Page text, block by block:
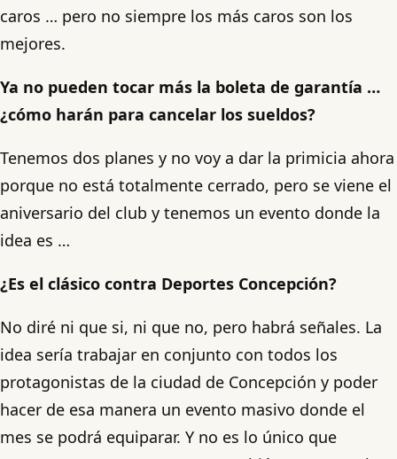
caros … pero no siempre los más caros son los
mejores.
Ya no pueden tocar más la boleta de garantía …
¿cómo harán para cancelar los sueldos?
Tenemos dos planes y no voy a dar la primicia ahora
porque no está totalmente cerrado, pero se viene el
aniversario del club y tenemos un evento donde la
idea es …
¿Es el clásico contra Deportes Concepción?
No diré ni que si, ni que no, pero habrá señales. La
idea sería trabajar en conjunto con todos los
protagonistas de la ciudad de Concepción y poder
hacer de esa manera un evento masivo donde el
mes se podrá equiparar. Y no es lo único que